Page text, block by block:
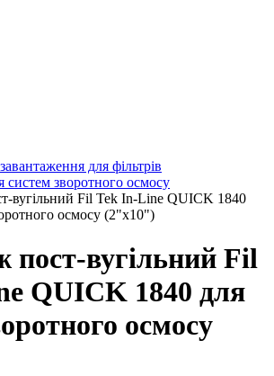
для фільтрів
систем зворотного осмосу
вугільний Fil Tek In-Line QUICK 1840
осмосу (2"х10")
пост-вугільний Fil
QUICK 1840 для
осмосу